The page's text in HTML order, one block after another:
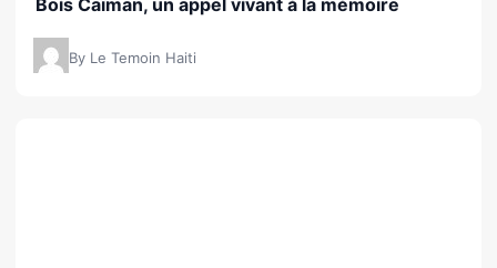
By Le Temoin Haiti